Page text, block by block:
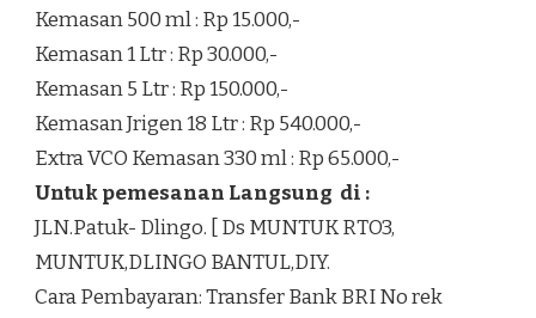
Kemasan 500 ml : Rp 15.000,-
Kemasan 1 Ltr : Rp 30.000,-
Kemasan 5 Ltr : Rp 150.000,-
Kemasan Jrigen 18 Ltr : Rp 540.000,-
Extra VCO Kemasan 330 ml : Rp 65.000,-
Untuk pemesanan Langsung di :
JLN.Patuk- Dlingo. [ Ds MUNTUK RTO3,
MUNTUK,DLINGO BANTUL,DIY.
Cara Pembayaran: Transfer Bank BRI No rek